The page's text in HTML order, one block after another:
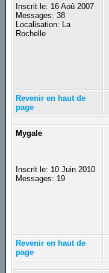
Inscrit le: 16 Aoû 2007
Messages: 38
Localisation: La
Rochelle
Revenir en haut de
page
Mygale
Inscrit le: 10 Juin 2010
Messages: 19
Revenir en haut de
page